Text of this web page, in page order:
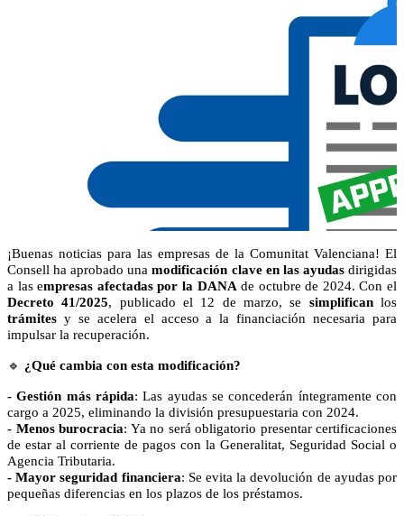
¡Buenas noticias para las empresas de la Comunitat Valenciana! El
Consell ha aprobado unamodificación clave en las ayudasdirigidas
a las empresas afectadas por la DANAde octubre de 2024. Con el
Decreto 41/2025, publicado el 12 de marzo, se simplificanlos
trámites y se acelera el acceso a la financiación necesaria para
impulsar la recuperación.
🔹 ¿Qué cambia con esta modificación?
- Gestión más rápida: Las ayudas se concederán íntegramente con
cargo a 2025, eliminando la división presupuestaria con 2024.
- Menos burocracia: Ya no será obligatorio presentar certificaciones
de estar al corriente de pagos con la Generalitat, Seguridad Social o
Agencia Tributaria.
- Mayor seguridad financiera: Se evita la devolución de ayudas por
pequeñas diferencias en los plazos de los préstamos.